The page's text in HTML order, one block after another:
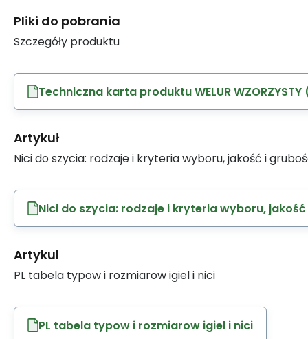
Pliki do pobrania
Szczegóły produktu
Techniczna karta produktu WELUR WZORZYSTY
Artykuł
Nici do szycia: rodzaje i kryteria wyboru, jakość i
Nici do szycia: rodzaje i kryteria wyboru,
Artykul
PL tabela typow i rozmiarow igiel i nici
PL tabela typow i rozmiarow igiel i nici